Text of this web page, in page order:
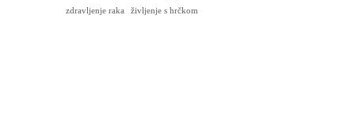
zdravljenje raka življenje s hrčkom